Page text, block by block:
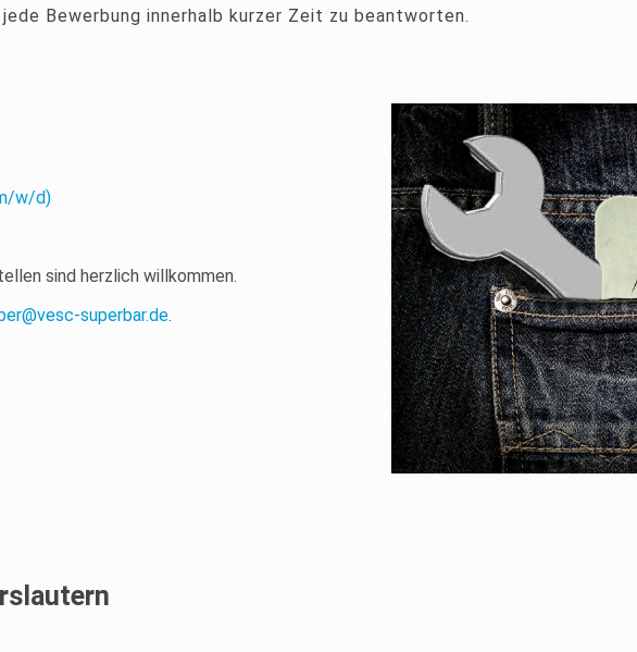
Bewerbung innerhalb kurzer Zeit zu beantworten.
w/d)
sind herzlich willkommen.
superbar.de.